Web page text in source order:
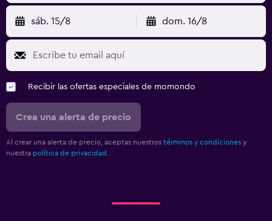
sáb. 15/8 dom. 16/8
Recibir las ofertas especiales de momondo
Crea una alerta de precio
Al crear una alerta de precio, aceptas nuestros términos y condiciones y
nuestra política de privacidad.